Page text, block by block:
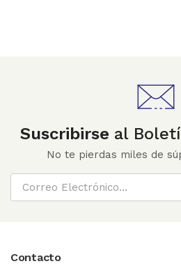
Suscribirse al
No te pierdas miles de
Contacto